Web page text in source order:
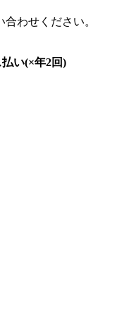
わせください。
い(×年2回)